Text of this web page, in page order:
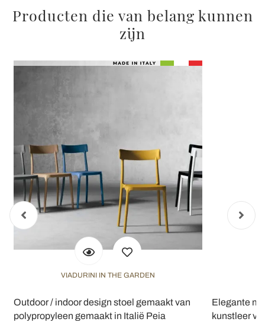
Producten die van belang kunnen
zijn
VIADURINI IN THE GARDEN
Outdoor / indoor design stoel gemaakt van
polypropyleen gemaakt in Italië Peia
Elegante
kunstleer